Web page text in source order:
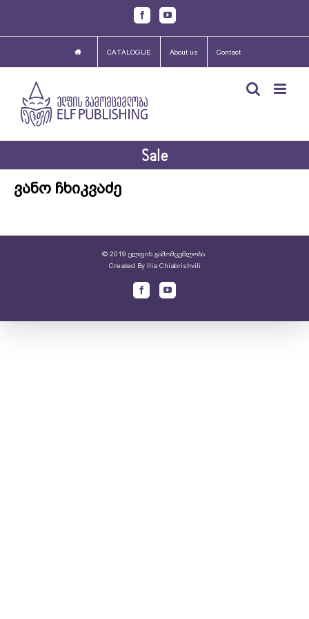
content
FacebookYoutube
CATALOGUE About us Contact
Sale
ვანო ჩხიკვაძე
© 2019 ელფის გამომცემლობა.
Created By Ilia Chiabrishvili
FacebookYoutube